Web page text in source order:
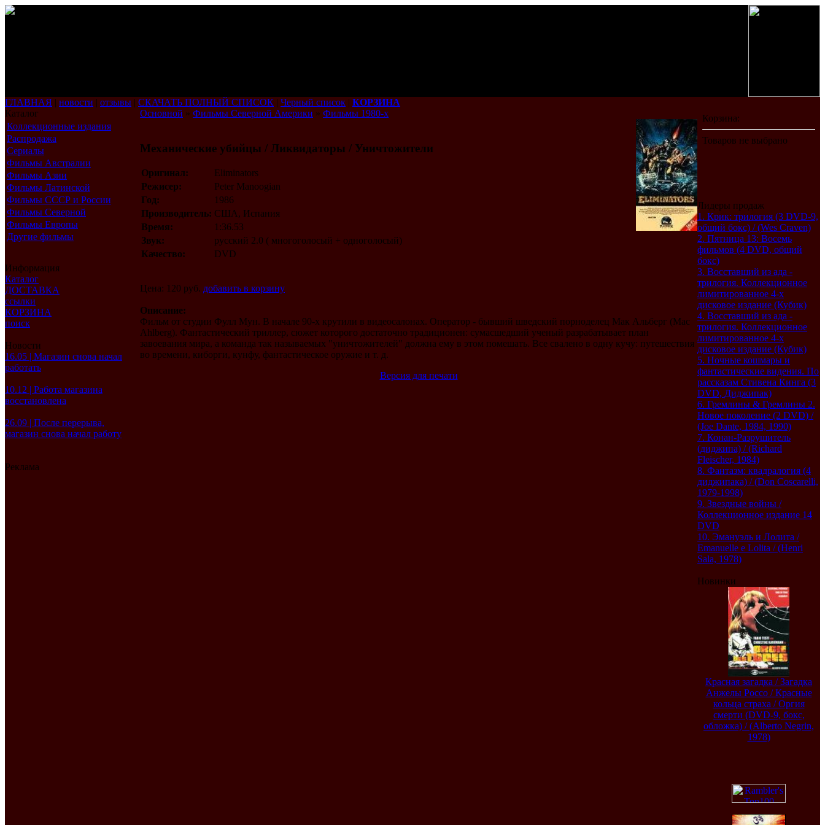
ГЛАВНАЯ | новости | отзывы | СКАЧАТЬ ПОЛНЫЙ СПИСОК | Черный список | КОРЗИНА
Каталог
Коллекционные издания
Распродажа
Сериалы
Фильмы Австралии
Фильмы Азии
Фильмы Латинской
Америки
Фильмы СССР и России
Фильмы Северной
Америки
Фильмы Европы
Другие фильмы
Информация
Каталог
ДОСТАВКА
ссылки
КОРЗИНА
поиск
Новости
16.05 | Магазин снова начал
работать
10.12 | Работа магазина
восстановлена
26.09 | После перерыва,
магазин снова начал работу
Реклама
Основной » Фильмы Северной Америки » Фильмы 1980-х
Механические убийцы / Ликвидаторы / Уничтожители
Оригинал:
Eliminators
Режисер:
Peter Manoogian
Год:
1986
Производитель: США, Испания
Время:
1:36.53
Звук:
русский 2.0 ( многоголосый + одноголосый)
Качество:
DVD
Цена: 120 руб. добавить в корзину
Описание:
Фильм от студии Фулл Мун. В начале 90-х крутили в видеосалонах. Оператор - бывший шведский порноделец Мак Альберг (Mac
Ahlberg). Фантастический триллер, сюжет которого достаточно традиционен: сумасшедший ученый разрабатывает план
завоевания мира, а команда так называемых "уничтожителей" должна ему в этом помешать. Все свалено в одну кучу: путешествия
во времени, киборги, кунфу, фантастическое оружие и т. д.
Версия для печати
Лидеры продаж
1. Крик: трилогия (3 DVD-9,
общий бокс) / (Wes Craven)
2. Пятница 13: Восемь
фильмов (4 DVD, общий
бокс)
3. Восставший из ада -
трилогия. Коллекционное
лимитированное 4-х
дисковое издание (Кубик)
4. Восставший из ада -
трилогия. Коллекционное
лимитированное 4-х
дисковое издание (Кубик)
5. Ночные кошмары и
фантастические видения. По
рассказам Стивена Кинга (3
DVD, Диджипак)
6. Гремлины & Гремлины 2.
Новое поколение (2 DVD) /
(Joe Dante, 1984, 1990)
7. Конан-Разрушитель
(диджипа) / (Richard
Fleischer, 1984)
8. Фантазм: квадралогия (4
диджипака) / (Don Coscarelli,
1979-1998)
9. Звездные войны /
Коллекционное издание 14
DVD
10. Эмануэль и Лолита /
Emanuelle e Lolita / (Henri
Sala, 1978)
Новинки
Красная загадка / Загадка
Анжелы Россо / Красные
кольца страха / Оргия
смерти (DVD-9, бокс,
обложка) / (Alberto Negrin,
1978)